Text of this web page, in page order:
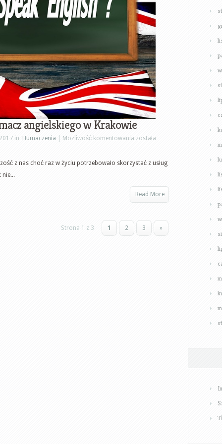
angielskiego w Krakowie
in Tłumaczenia Możliwość komentowania Korekty
–
angielskiego
w
została
z nas choć raz w życiu potrzebowało skorzystać z usług
nie...
Read More
Strona 1 z 3 1 2 3 »